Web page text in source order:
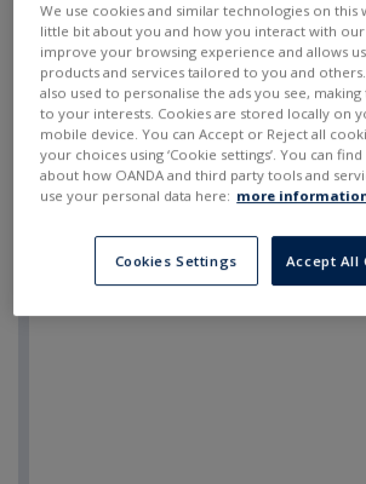
We use cookies and similar technologies on this
little bit about you and how you interact with our
improve your browsing experience and allows
products and services tailored to you and
also used to personalise the ads you see,
to your interests. Cookies are stored locally on
mobile device. You can Accept or Reject all
your choices using ‘Cookie settings’. You can
about how OANDA and third party tools and
use your personal data here: more
Cookies Settings Accept All